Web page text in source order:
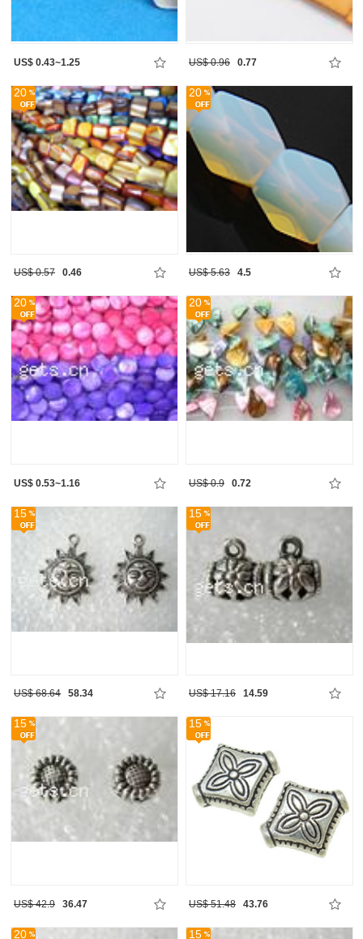
US$ 0.43~1.25 US$ 0.96 0.77
20
US$ 0.57 0.46
20
US$ 5.63 4.5
20
US$ 0.53~1.16
20
US$ 0.9 0.72
15
US$ 68.64 58.34
15
US$ 17.16 14.59
15
US$ 42.9 36.47
15
US$ 51.48 43.76
20 15